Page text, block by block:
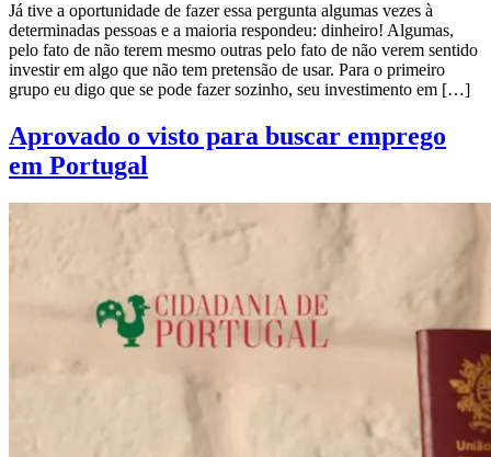
Já tive a oportunidade de fazer essa pergunta algumas vezes à
determinadas pessoas e a maioria respondeu: dinheiro! Algumas,
pelo fato de não terem mesmo outras pelo fato de não verem sentido
investir em algo que não tem pretensão de usar. Para o primeiro
grupo eu digo que se pode fazer sozinho, seu investimento em […]
Aprovado o visto para buscar emprego
em Portugal